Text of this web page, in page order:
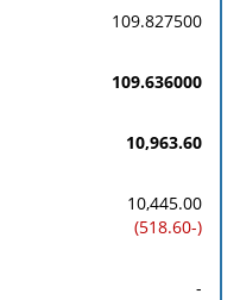
109.827500
109.636000
10,963.60
10,445.00
(-518.60)
-